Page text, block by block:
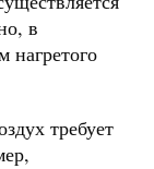
в
нагретого
требует